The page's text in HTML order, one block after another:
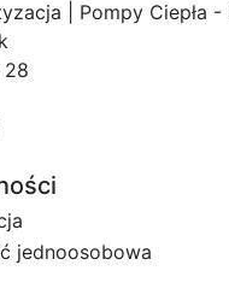
| Pompy Ciepła
28
jednoosobowa